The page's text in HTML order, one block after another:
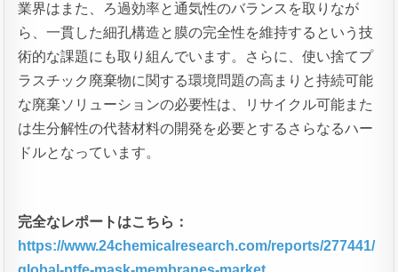
業界はまた、ろ過効率と通気性のバランスを取りなが
ら、一貫した細孔構造と膜の完全性を維持するという技
術的な課題にも取り組んでいます。さらに、使い捨てプ
ラスチック廃棄物に関する環境問題の高まりと持続可能
な廃棄ソリューションの必要性は、リサイクル可能また
は生分解性の代替材料の開発を必要とするさらなるハー
ドルとなっています。
完全なレポートはこちら：
https://www.24chemicalresearch.com/reports/277441/